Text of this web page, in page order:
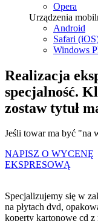
Opera
Urządzenia
Android
Safari
Windows
Realizacja
specjalność.
zostaw tytuł
Jeśli towar ma być "na
NAPISZ O WYCENĘ
EKSPRESOWĄ
Specjalizujemy się w
na płytach dvd,
koperty kartonowe cd z